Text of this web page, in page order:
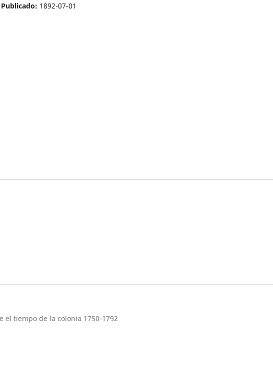
Publicado: 1892-07-01
el tiempo de la colonia 1750-1792